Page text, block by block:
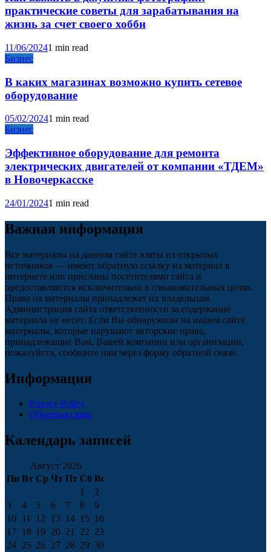
практические советы для зарабатывания на
жизнь за счет своего хобби
11/06/20241 min read
Бизнес
В каких магазинах возможно купить сетевое
оборудование
05/02/20241 min read
Бизнес
Эффективное оборудование для ремонта
электрических двигателей от компании «ТДЕМ»
в Новочеркасске
24/01/20241 min read
Важная информация
Все материалы на данном сайте взяты из открытых
источников — имеют обратную ссылку на материал в
интернете или присланы посетителями сайта и
предоставляются исключительно в ознакомительных целях.
Права на материалы принадлежат их владельцам.
Администрация сайта ответственности за содержание
материала не несет. Если Вы обнаружили на нашем сайте
материалы, которые нарушают авторские права,
принадлежащие Вам, Вашей компании или организации,
пожалуйста, сообщите нам через форму обратной связи.
Информация
Privacy Policy
Обратная связь
Календарь записей
Август 2026
Пн Вт Ср Чт Пт Сб Вс
1
2
3
4 5 6 7 8
9
10 11 12 13 14 15 16
17 18 19 20 21 22 23
24 25 26 27 28 29 30